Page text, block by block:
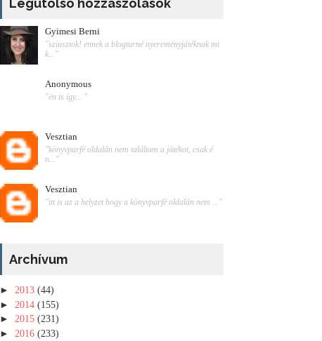
Gyimesi Berni
"sziasztok! ennek a blogturné nyereményjátéknak mi
k..."
Anonymous
"én is így... "
Vesztian
"könyvparfé oldalán nem találtam a játékot, csak é
n..."
Vesztian
"itt is az a helyzet hogy a könyvparfé oldalán nem ..."
Archívum
► 2013 (44)
► 2014 (155)
► 2015 (231)
► 2016 (233)